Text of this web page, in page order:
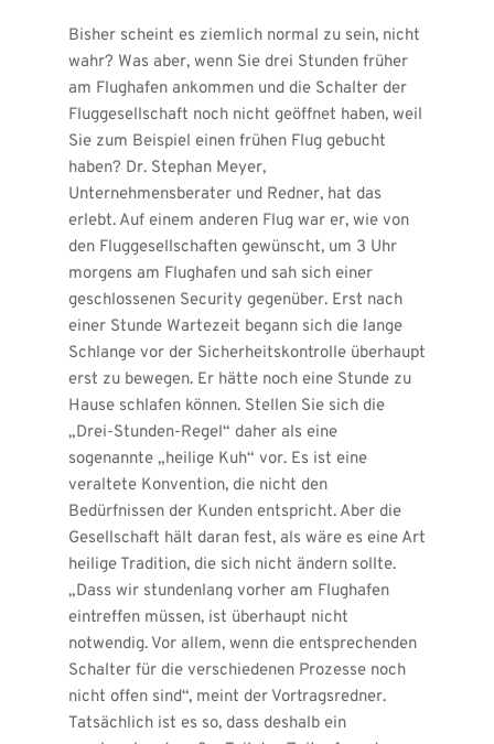
Bisher scheint es ziemlich normal zu sein, nicht
wahr? Was aber, wenn Sie drei Stunden früher
am Flughafen ankommen und die Schalter der
Fluggesellschaft noch nicht geöffnet haben, weil
Sie zum Beispiel einen frühen Flug gebucht
haben? Dr. Stephan Meyer,
Unternehmensberater und Redner, hat das
erlebt. Auf einem anderen Flug war er, wie von
den Fluggesellschaften gewünscht, um 3 Uhr
morgens am Flughafen und sah sich einer
geschlossenen Security gegenüber. Erst nach
einer Stunde Wartezeit begann sich die lange
Schlange vor der Sicherheitskontrolle überhaupt
erst zu bewegen. Er hätte noch eine Stunde zu
Hause schlafen können. Stellen Sie sich die
„Drei-Stunden-Regel“ daher als eine
sogenannte „heilige Kuh“ vor. Es ist eine
veraltete Konvention, die nicht den
Bedürfnissen der Kunden entspricht. Aber die
Gesellschaft hält daran fest, als wäre es eine Art
heilige Tradition, die sich nicht ändern sollte.
„Dass wir stundenlang vorher am Flughafen
eintreffen müssen, ist überhaupt nicht
notwendig. Vor allem, wenn die entsprechenden
Schalter für die verschiedenen Prozesse noch
nicht offen sind“, meint der Vortragsredner.
Tatsächlich ist es so, dass deshalb ein